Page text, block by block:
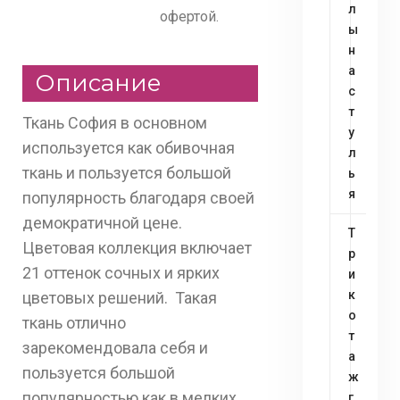
офертой.
Описание
Ткань София в основном
используется как обивочная
ткань и пользуется большой
популярность благодаря своей
демократичной цене.
Цветовая коллекция включает
21 оттенок сочных и ярких
цветовых решений. Такая
ткань отлично
зарекомендовала себя и
пользуется большой
л
ы
н
а
с
т
у
л
ь
я
Т
р
и
к
о
т
а
ж